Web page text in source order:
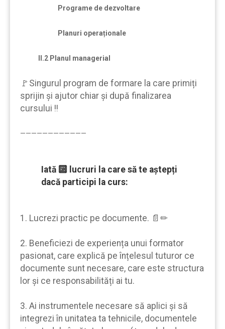
Programe de dezvoltare
Planuri operaționale
II.2 Planul managerial
🚩Singurul program de formare la care primiți
sprijin şi ajutor chiar şi după finalizarea
cursului !!
————————————
Iată 🔟 lucruri la care să te aştepți
dacă participi la curs:
1. Lucrezi practic pe documente. 📄✏
2. Beneficiezi de experiența unui formator
pasionat, care explică pe înțelesul tuturor ce
documente sunt necesare, care este structura
lor şi ce responsabilități ai tu.
3. Ai instrumentele necesare să aplici şi să
integrezi în unitatea ta tehnicile, documentele